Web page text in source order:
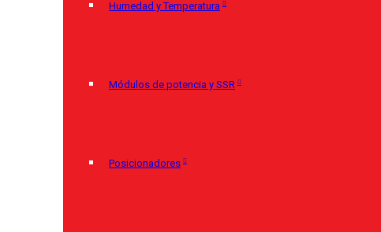
Humedad y Temperatura
Módulos de potencia y SSR
Posicionadores